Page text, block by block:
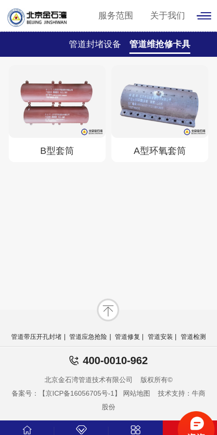
服务范围 关于我们
管道封堵设备 管道维抢修卡具
B型套筒 A型环氧套筒
管道带压开孔封堵 | 管道应急抢险 | 管道修复 | 管道安装 | 管道检测
400-0010-962
北京金石湾管道技术有限公司 版权所有©
备案号：【京ICP备16056705号-1】
网站地图
技术支持：牛商
股份